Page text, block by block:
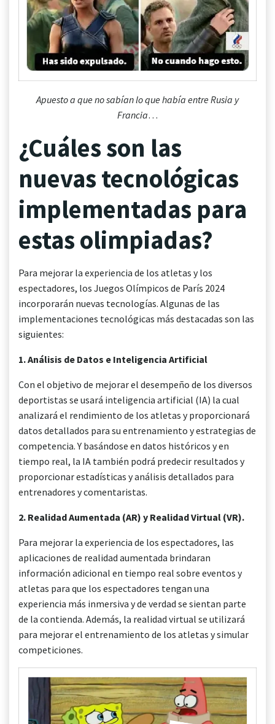
Apuesto a que no sabían lo que había entre Rusia y
Francia…
¿Cuáles son las
nuevas tecnológicas
implementadas para
estas olimpiadas?
Para mejorar la experiencia de los atletas y los
espectadores, los Juegos Olímpicos de París 2024
incorporarán nuevas tecnologías. Algunas de las
implementaciones tecnológicas más destacadas son las
siguientes:
1. Análisis de Datos e Inteligencia Artificial
Con el objetivo de mejorar el desempeño de los diversos
deportistas se usará inteligencia artificial (IA) la cual
analizará el rendimiento de los atletas y proporcionará
datos detallados para su entrenamiento y estrategias de
competencia. Y basándose en datos históricos y en
tiempo real, la IA también podrá predecir resultados y
proporcionar estadísticas y análisis detallados para
entrenadores y comentaristas.
2. Realidad Aumentada (AR) y Realidad Virtual (VR).
Para mejorar la experiencia de los espectadores, las
aplicaciones de realidad aumentada brindaran
información adicional en tiempo real sobre eventos y
atletas para que los espectadores tengan una
experiencia más inmersiva y de verdad se sientan parte
de la contienda. Además, la realidad virtual se utilizará
para mejorar el entrenamiento de los atletas y simular
competiciones.